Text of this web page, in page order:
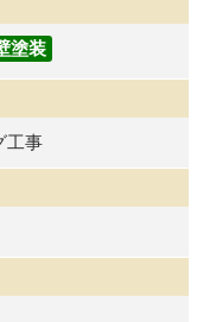
塗装
工事